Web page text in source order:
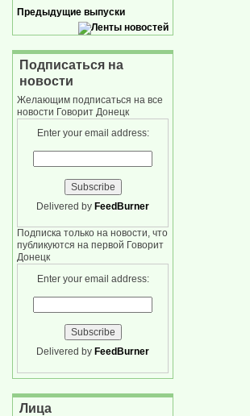
Предыдущие выпуски
Подписаться на
новости
Желающим подписаться на все
новости Говорит Донецк
Enter your email address:
Delivered by FeedBurner
Подписка только на новости, что
публикуются на первой Говорит
Донецк
Enter your email address:
Delivered by FeedBurner
Лица